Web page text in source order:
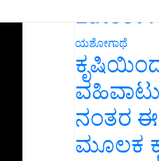
Latest
ಯಶೋಗಾಥೆ
ನಂತರ
ಮೂಲಕ